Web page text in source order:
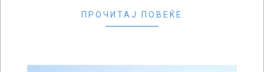
ПРОЧИТАЈ ПОВЕЌЕ